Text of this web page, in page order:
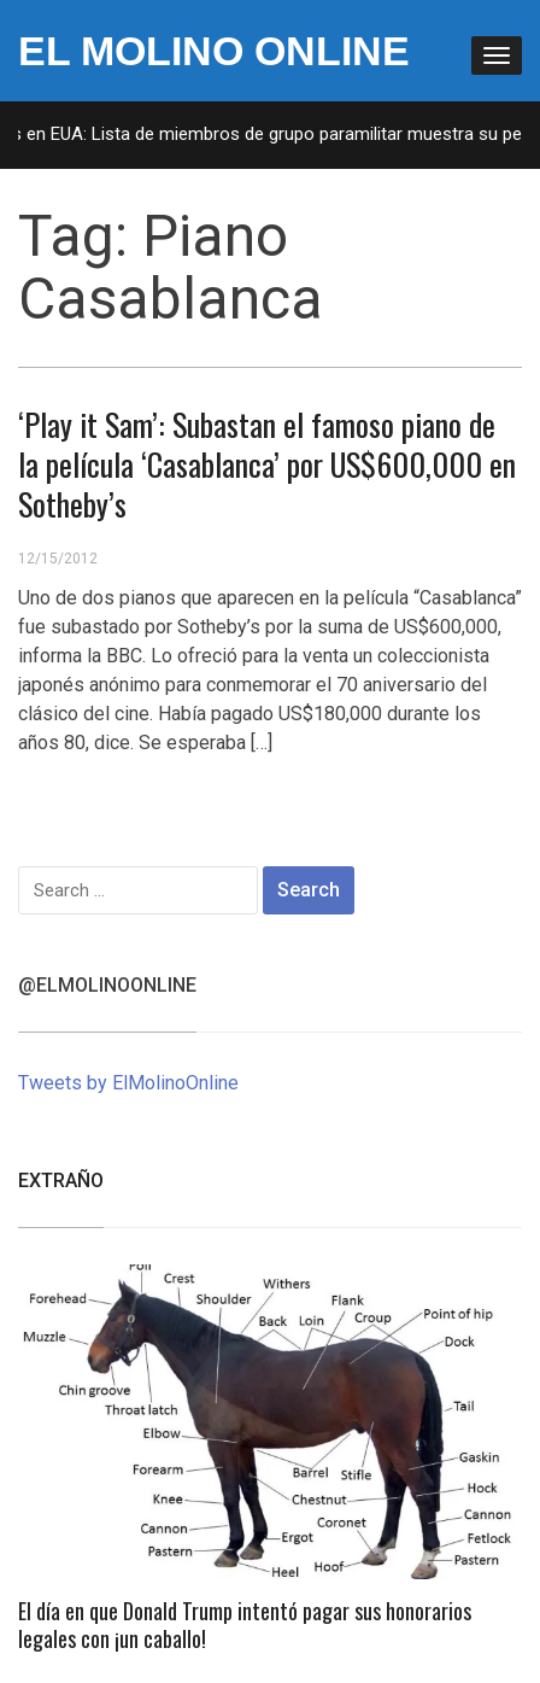
EL MOLINO ONLINE
en EUA: Lista de miembros de grupo paramilitar muestra su
Tag: Piano
Casablanca
‘Play it Sam’: Subastan el famoso piano de
la película ‘Casablanca’ por US$600,000 en
Sotheby’s
12/15/2012
Uno de dos pianos que aparecen en la película “Casablanca”
fue subastado por Sotheby’s por la suma de US$600,000,
informa la BBC. Lo ofreció para la venta un coleccionista
japonés anónimo para conmemorar el 70 aniversario del
clásico del cine. Había pagado US$180,000 durante los
años 80, dice. Se esperaba […]
Search
for:
@ELMOLINOONLINE
Tweets by ElMolinoOnline
EXTRAÑO
El día en que Donald Trump intentó pagar sus honorarios
legales con ¡un caballo!